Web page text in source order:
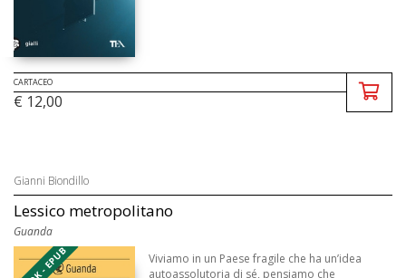
CARTACEO
€ 12,00
Gianni Biondillo
Lessico metropolitano
Guanda
Viviamo in un Paese fragile che ha un’idea
autoassolutoria di sé, pensiamo che